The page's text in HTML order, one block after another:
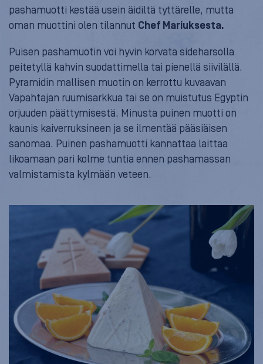
pashamuotti kestää usein äidiltä tyttärelle, mutta
oman muottini olen tilannut Chef Mariuksesta.
Puisen pashamuotin voi hyvin korvata sideharsolla
peitetyllä kahvin suodattimella tai pienellä siivilällä.
Pyramidin mallisen muotin on kerrottu kuvaavan
Vapahtajan ruumisarkkua tai se on muistutus Egyptin
orjuuden päättymisestä. Minusta puinen muotti on
kaunis kaiverruksineen ja se ilmentää pääsiäisen
sanomaa. Puinen pashamuotti kannattaa laittaa
likoamaan pari kolme tuntia ennen pashamassan
valmistamista kylmään veteen.